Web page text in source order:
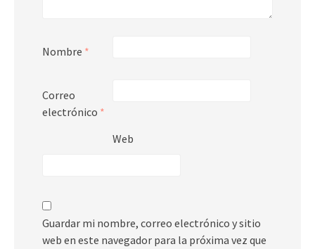
Nombre *
Correo
electrónico *
Web
Guardar mi nombre, correo electrónico y sitio
web en este navegador para la próxima vez que